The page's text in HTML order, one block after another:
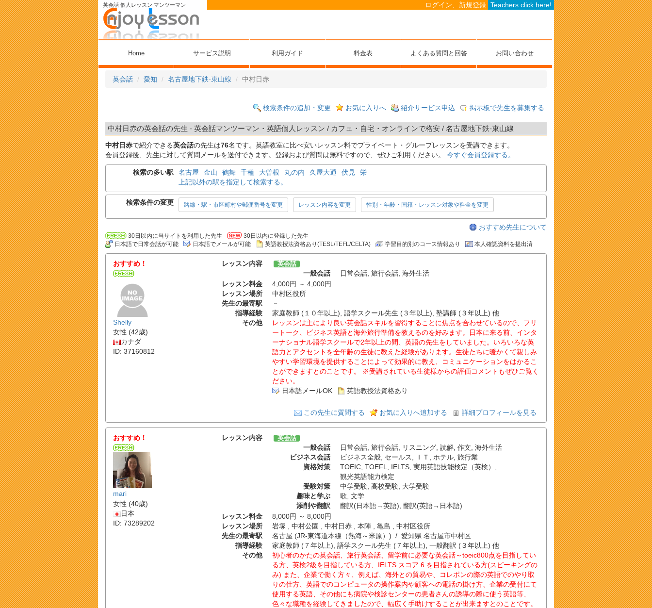
英会話 個人レッスン マンツーマン ログイン、新規登録 Teachers click here!
Home サービス説明 利用ガイド 料金表 よくある質問と回答 お問い合わせ
英会話 愛知 名古屋地下鉄-東山線 中村日赤
検索条件の追加・変更 お気に入りへ 紹介サービス申込 掲示板で先生を募集する
中村日赤の英会話の先生 - 英会話マンツーマン・英語個人レッスン / カフェ・自宅・オンラインで格安 / 名古屋地下鉄-東山線
中村日赤で紹介できる英会話の先生は76名です。英語教室に比べ安いレッスン料でプライベート・グループレッスンを受講できます。
会員登録後、先生に対して質問メールを送付できます。登録および質問は無料ですので、ぜひご利用ください。 今すぐ会員登録する。
検索の多い駅 名古屋 金山 鶴舞 千種 大曽根 丸の内 久屋大通 伏見
栄
上記以外の駅を指定して検索する。
検索条件の変更 路線・駅・市区町村や郵便番号を変更 レッスン内容を変更 性別・年齢・国籍・レッスン対象や料金を変更
おすすめ先生について
30日以内に当サイトを利用した先生
30日以内に登録した先生
日本語で日常会話が可能
日本語でメールが可能 英語教授法資格あり(TESL/TEFL/CELTA) 学習目的別のコース情報あり 本人確認資料を提出済
おすすめ！
Shelly
女性 (42歳)
カナダ
ID: 37160812
レッスン内容 英会話
一般会話 日常会話, 旅行会話, 海外生活
レッスン料金
4,000円 ～ 4,000円
レッスン場所
中村区役所
先生の最寄駅
－
指導経験
家庭教師 (１０年以上), 語学スクール先生 (３年以上), 塾講師 (３年以上) 他
その他
レッスンは主により良い英会話スキルを習得することに焦点を合わせているので、フリ
ートーク、ビジネス英語と海外旅行準備を教えるのを好みます。日本に来る前、インタ
ーナショナル語学スクールで2年以上の間、英語の先生をしていました。いろいろな英
語力とアクセントを全年齢の生徒に教えた経験があります。生徒たちに暖かくて親しみ
やすい学習環境を提供することによって効果的に教え、コミュニケーションをはかるこ
とができますとのことです。 ※受講されている生徒様からの評価コメントもぜひご覧く
ださい。
日本語メールOK
英語教授法資格あり
この先生に質問する お気に入りへ追加する 詳細プロフィールを見る
おすすめ！
mari
女性 (40歳)
日本
ID: 73289202
レッスン内容 英会話
一般会話 日常会話, 旅行会話, リスニング, 読解, 作文 海外生活
ビジネス会話
ビジネス全般, セールス ＩＴ ホテル, 旅行業
資格対策
TOEIC, TOEFL IELTS, 実用英語技能検定（英検）
観光英語能力検定
受験対策
中学受験, 高校受験, 大学受験
趣味と学ぶ
歌 文学
添削や翻訳
翻訳(日本語→英語) 翻訳(英語→日本語)
レッスン料金
8,000円 ～ 8,000円
レッスン場所
岩塚 , 中村公園 , 中村日赤 , 本陣 , 亀島 , 中村区役所
先生の最寄駅
名古屋 (JR-東海道本線（熱海～米原）) / 愛知県 名古屋市中村区
指導経験
家庭教師 (７年以上), 語学スクール先生 (７年以上), 一般翻訳 (３年以上) 他
その他
初心者のかたの英会話、旅行英会話、留学前に必要な英会話～toeic800点を目指してい
る方、英検2級を目指している方、IELTS スコア 6 を目指されている方(スピーキングの
み) また、企業で働く方々、例えば、海外との貿易や、コレポンの際の英語でのやり取
りの仕方、英語でのコンピュータの操作案内や顧客への電話の掛け方、企業の受付にて
使用する英語、その他にも病院や検診センターの患者さんの誘導の際に使う英語等、
色々な職種を経験してきましたので、幅広く手助けすることが出来ますとのことです。